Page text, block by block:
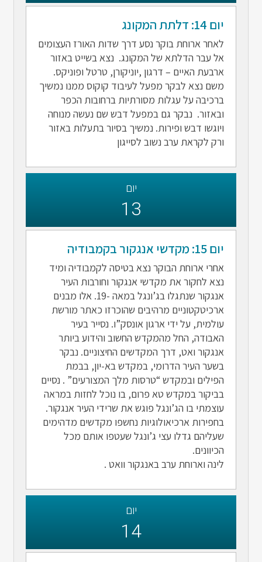
יום 14: דלתת המקונג
לאחר ארוחת בוקר נסע דרך שדות האורז העצומים
אל עבר הדלתא של המקונג. נצא בשייט באזור
ארבעת האיים – דרגון ,יוניקורן, טרטל ופוניקס.
משם נצא לבקר מפעל לעיבוד קוקוס ממנו נמשיך
ברכיבה על עגלות מסורתיות ברחובות הכפר
ובאזור. נבקר גם במפעל דבש שם נעשה מנוחה
ויוגשו דבש ופירות. נמשיך בסיור בתעלות באזור
ורק לקראת ערב נשוב לסייגון
יום
13
יום 15: מקדשי אנגקור בקמבודיה
אחרי ארוחת הבוקר נצא בטיסה לקמבודיה ומיד
נצא לחקור את מקדשי אנגקור וחורבות העיר
אנגקור שנתגלו בג’ונגל במאה -19. אלו מבנים
ארכיטקטוניים מרהיבים שהוכרזו כאתר מורשת
עולמית, על ידי ארגון אונסק”ו. נסייר בעיר
האבודה, החל מהמקדש החשוב והידוע ביותר
אנגקור ואט, דרך המקדשים החיצוניים. נבקר
בשער העיר הדרומי, במקדש בא-יון, בבמת
הפילים ובמקדש “טרסות מלך המצורעים” . נסיים
בביקור במקדש טא פרום, בו נוכל לחזות במראה
עוצמתי בו הג’ונגל פוגש את שרידי העיר אנגקור.
בחפירות ארכיאולוגיות נחשפו מקדשים מדהימים
שעליהם גדלו עצי ג’ונגל שעטפו אותם מכל
הכיוונים.
לינה וארוחת ערב באנגקור וואט .
יום
14